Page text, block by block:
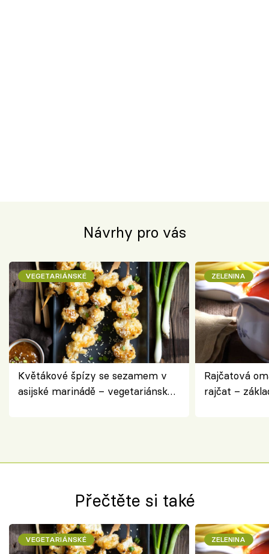
Návrhy pro vás
VEGETARIÁNSKÉ
Květákové špízy se sezamem v
asijské marinádě – vegetariánská
ZELENINA
Rajčatová
rajčat –
Přečtěte si také
VEGETARIÁNSKÉ ZELENINA